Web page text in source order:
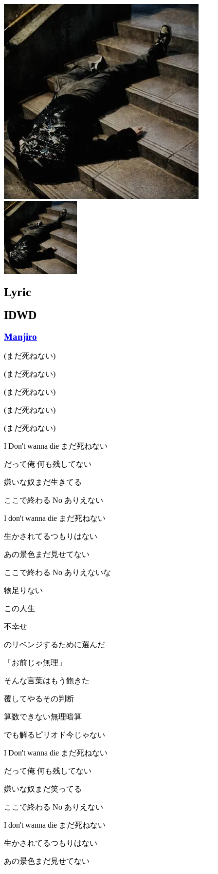
Lyric
IDWD
Manjiro
(まだ死ねない)
(まだ死ねない)
(まだ死ねない)
(まだ死ねない)
(まだ死ねない)
I Don't wanna die まだ死ねない
だって俺 何も残してない
嫌いな奴まだ生きてる
ここで終わる No ありえない
I don't wanna die まだ死ねない
生かされてるつもりはない
あの景色まだ見せてない
ここで終わる No ありえないな
物足りない
この人生
不幸せ
のリベンジするために選んだ
「お前じゃ無理」
そんな言葉はもう飽きた
覆してやるその判断
算数できない無理暗算
でも解るピリオド今じゃない
I Don't wanna die まだ死ねない
だって俺 何も残してない
嫌いな奴まだ笑ってる
ここで終わる No ありえない
I don't wanna die まだ死ねない
生かされてるつもりはない
あの景色まだ見せてない